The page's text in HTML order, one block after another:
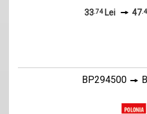
33.74Lei 47
BP294500